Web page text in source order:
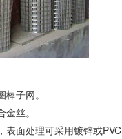
子网。
丝。
表面处理可采用镀锌或PVC